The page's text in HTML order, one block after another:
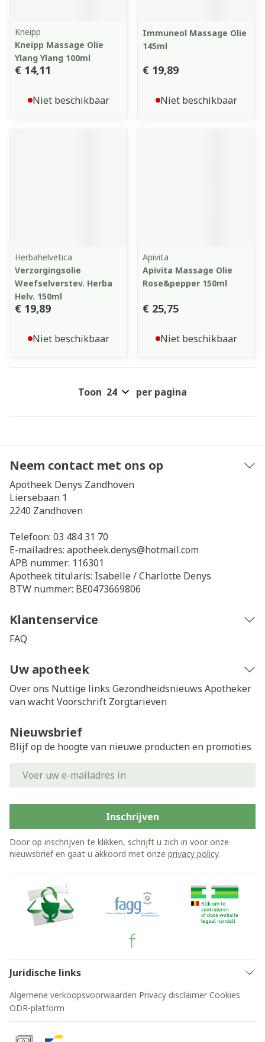
Kneipp
Kneipp Massage Olie
Ylang Ylang 100ml
€ 14,11
Niet beschikbaar
Immuneol Massage Olie
145ml
€ 19,89
Niet beschikbaar
Herbahelvetica
Verzorgingsolie
Weefselverstev. Herba
Helv. 150ml
€ 19,89
Niet beschikbaar
Apivita
Apivita Massage Olie
Rose&pepper 150ml
€ 25,75
Niet beschikbaar
Toon per pagina
Neem contact met ons op
Apotheek Denys Zandhoven
Liersebaan 1
2240 Zandhoven
Telefoon: 03 484 31 70
E-mailadres: apotheek.denys@hotmail.com
APB nummer: 116301
Apotheek titularis: Isabelle / Charlotte Denys
BTW nummer: BE0473669806
Klantenservice
FAQ
Uw apotheek
Over ons Nuttige links Gezondheidsnieuws Apotheker
van wachtVoorschrift Zorgtarieven
Nieuwsbrief
Blijf op de hoogte van nieuwe producten en promoties
Inschrijven
Door op inschrijven te klikken, schrijft u zich in voor onze
nieuwsbrief en gaat u akkoord met onze privacy policy.
Juridische links
Algemene verkoopsvoorwaarden Privacy disclaimer Cookies
ODR-platform